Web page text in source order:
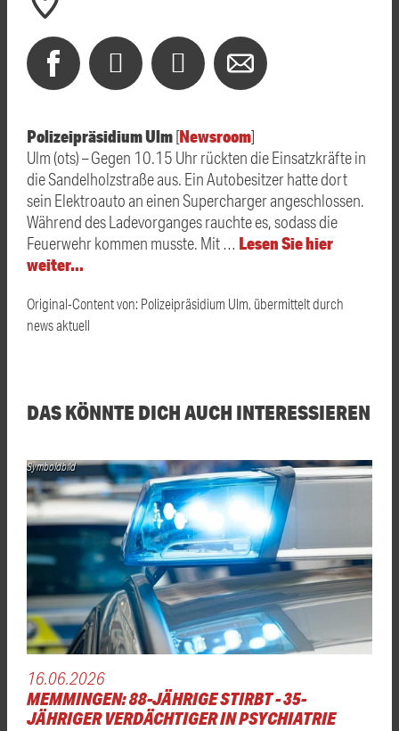
Polizeipräsidium Ulm[Newsroom]
Ulm (ots) – Gegen 10.15 Uhr rückten die Einsatzkräfte in
die Sandelholzstraße aus. Ein Autobesitzer hatte dort
sein Elektroauto an einen Supercharger angeschlossen.
Während des Ladevorganges rauchte es, sodass die
Feuerwehr kommen musste. Mit … Lesen Sie hier
weiter…
Original-Content von: Polizeipräsidium Ulm, übermittelt durch
news aktuell
DAS KÖNNTE DICH AUCH INTERESSIEREN
Symboldbild
16.06.2026
MEMMINGEN: 88-JÄHRIGE STIRBT - 35-
JÄHRIGER VERDÄCHTIGER IN PSYCHIATRIE